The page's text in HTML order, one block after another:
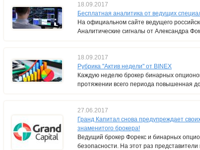
18.09.2017
Бесплатная аналитика от ведущих
На официальном сайте ведущего
Аналитические сигналы от Александра
18.09.2017
Рубрика "Актив недели" от BINEX
Каждую неделю брокер бинарных
протяжении всего периода повышенная
27.06.2017
Гранд Капитал снова предупреждает
знаменитого брокера!
Ведущий брокер Форекс и бинарных
безопасности. На этот раз